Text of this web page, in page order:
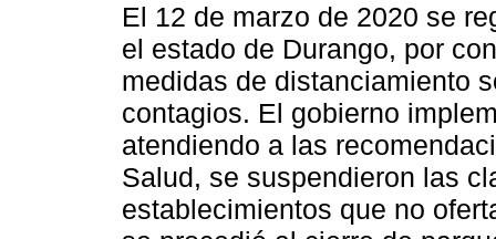
El 12 de marzo de 2020 se
el estado de Durango, por
medidas de distanciamiento
contagios. El gobierno
atendiendo a las
Salud, se suspendieron las
establecimientos que no